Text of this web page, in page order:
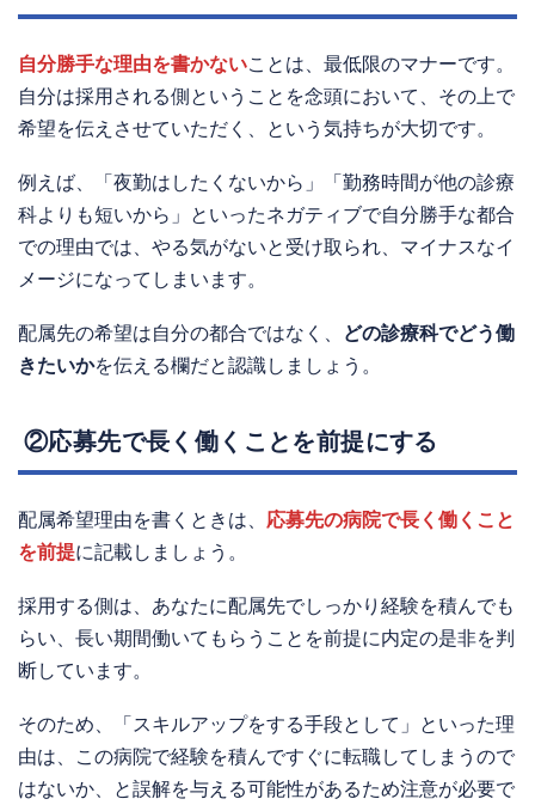
自分勝手な理由を書かないことは、最低限のマナーです。
自分は採用される側ということを念頭において、その上で
希望を伝えさせていただく、という気持ちが大切です。
例えば、「夜勤はしたくないから」「勤務時間が他の診療
科よりも短いから」といったネガティブで自分勝手な都合
での理由では、やる気がないと受け取られ、マイナスなイ
メージになってしまいます。
配属先の希望は自分の都合ではなく、
どの診療科でどう働
きたいかを伝える欄だと認識しましょう。
②応募先で長く働くことを前提にする
配属希望理由を書くときは、 応募先の病院で長く働くこと
を前提に記載しましょう。
採用する側は、あなたに配属先でしっかり経験を積んでも
らい、長い期間働いてもらうことを前提に内定の是非を判
断しています。
そのため、「スキルアップをする手段として」といった理
由は、この病院で経験を積んですぐに転職してしまうので
はないか、と誤解を与える可能性があるため注意が必要で